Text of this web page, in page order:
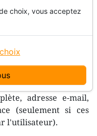
adresse e-
sont fournies par
lors de l'ouverture
des nos sites : nom,
adresse e-mail,
(seulement si ces
l'utilisateur).
choix, vous acceptez